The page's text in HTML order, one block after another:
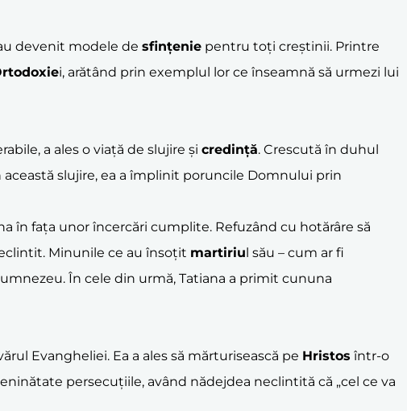
devenit modele de sfințenie pentru toți creștinii. Printre
i, arătând prin exemplul lor ce înseamnă să urmezi lui
a ales o viață de slujire și credință. Crescută în duhul
această slujire, ea a împlinit poruncile Domnului prin
în fața unor încercări cumplite. Refuzând cu hotărâre să
Minunile ce au însoțit martiriul său – cum ar fi
În cele din urmă, Tatiana a primit cununa
Evangheliei. Ea a ales să mărturisească pe Hristos într-o
persecuțiile, având nădejdea neclintită că „cel ce va